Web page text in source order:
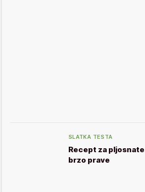
SLATKA TESTA
Recept za
brzo prave